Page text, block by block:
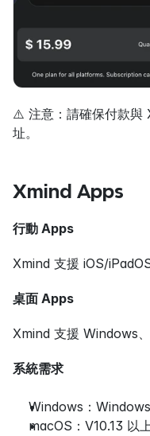
⚠️ 注意：請確保付款與
址。
Xmind Apps
行動 Apps
Xmind 支援 iOS/
桌面 Apps
Xmind 支援 Windows
系統需求
Windows：Windows
macOS：V10.13 以